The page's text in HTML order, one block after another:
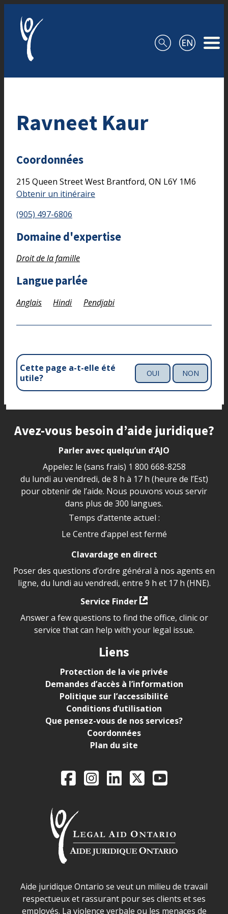
Ravneet Kaur
Coordonnées
215 Queen Street West Brantford, ON L6Y 1M6
Obtenir un itinéraire
(905) 497-6806
Domaine d'expertise
Droit de la famille
Langue parlée
Anglais Hindi Pendjabi
Cette page a-t-elle été
utile?
OUI NON
Site footer
Avez-vous besoin d’aide juridique?
Parler avec quelqu’un d’AJO
Appelez le (sans frais) 1 800 668-8258
du lundi au vendredi, de 8 h à 17 h (heure de l’Est)
pour obtenir de l’aide. Nous pouvons vous servir
dans plus de 300 langues.
Temps d’attente actuel :
Le Centre d’appel est fermé
Clavardage en direct
Poser des questions d’ordre général à nos agents en
ligne, du lundi au vendredi, entre 9 h et 17 h (HNE).
Service Finder
Answer a few questions to find the office, clinic or
service that can help with your legal issue.
Liens
Protection de la vie privée
Demandes d’accès à l’information
Politique sur l’accessibilité
Conditions d’utilisation
Que pensez-vous de nos services?
Coordonnées
Plan du site
Legal Aid Ontario
FacebookInstagram
LinkedIn
X YouTube
Déclaration sur la sécurité dans les locaux d'AJO.
Aide juridique Ontario se veut un milieu de travail
respectueux et rassurant pour ses clients et ses
employés. La violence verbale ou les menaces de